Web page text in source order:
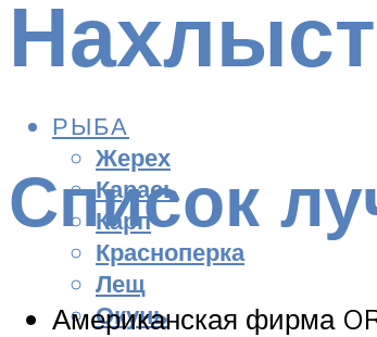
РЫБА
Жерех
Карась
Карп
Красноперка
Лещ
Окунь
Список
Американская фирма